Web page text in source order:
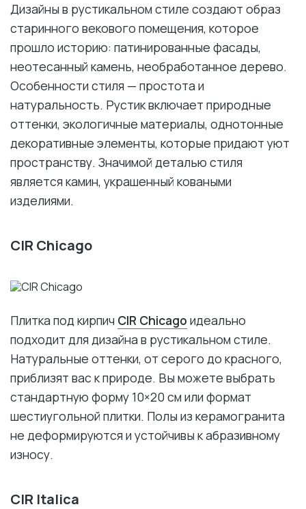
Дизайны в рустикальном стиле создают образ
старинного векового помещения, которое
прошло историю: патинированные фасады,
неотесанный камень, необработанное дерево.
Особенности стиля — простота и
натуральность. Рустик включает природные
оттенки, экологичные материалы, однотонные
декоративные элементы, которые придают уют
пространству. Значимой деталью стиля
является камин, украшенный коваными
изделиями.
CIR Chicago
Плитка под кирпич CIR Chicago идеально
подходит для дизайна в рустикальном стиле.
Натуральные оттенки, от серого до красного,
приблизят вас к природе. Вы можете выбрать
стандартную форму 10×20 см или формат
шестиугольной плитки. Полы из керамогранита
не деформируются и устойчивы к абразивному
износу.
CIR Italica